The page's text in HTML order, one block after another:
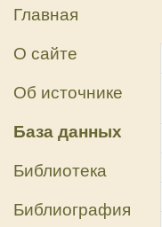
Главная
О сайте
Об источнике
База данных
Библиотека
Библиография